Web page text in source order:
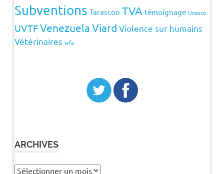
Subventions Tarascon TVA témoignage Unesco
UVTFVenezuelaViard Violence sur humains
Vétérinaires wfa
ARCHIVES
Archives